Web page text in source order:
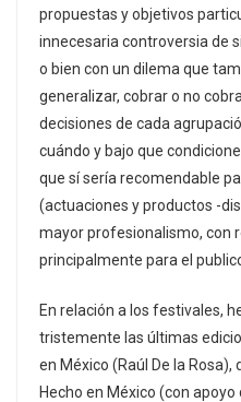
propuestas y objetivos
innecesaria controversia de
o bien con un dilema que
generalizar, cobrar o no
decisiones de cada
cuándo y bajo que
que sí sería recomendable
(actuaciones y productos -
mayor profesionalismo, con
principalmente para el
En relación a los festivales,
tristemente las últimas
en México (Raúl De la Rosa),
Hecho en México (con